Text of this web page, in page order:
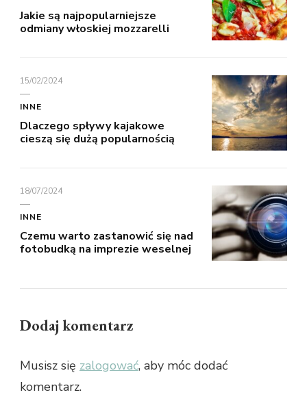
Jakie są najpopularniejsze
odmiany włoskiej mozzarelli
15/02/2024
INNE
Dlaczego spływy kajakowe
cieszą się dużą popularnością
18/07/2024
INNE
Czemu warto zastanowić się nad
fotobudką na imprezie weselnej
Dodaj komentarz
Musisz się zalogować, aby móc dodać
komentarz.